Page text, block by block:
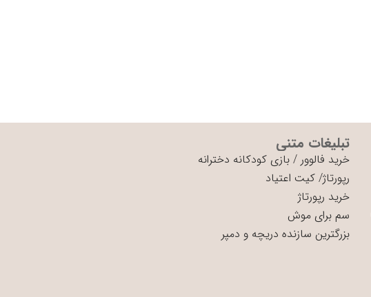
تبلیغات متنی
خرید فالوور /بازی کودکانه دخترانه
رپورتاژ/کیت اعتیاد
خرید رپورتاژ
سم برای موش
بزرگترین سازنده دریچه و دمپر